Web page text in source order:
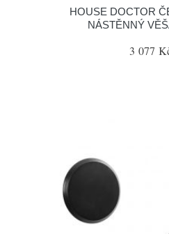
HOUSE DOCTOR
NÁSTĚNNÝ
3 077